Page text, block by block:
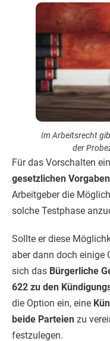
Im Arbeitsrecht
der
Für das Vorschalten
gesetzlichen Vorgaben
Arbeitgeber die
solche Testphase
Sollte er diese
aber dann doch einige
sich das Bürgerliche
622 zu den
die Option ein, eine
beide Parteien zu
festzulegen.